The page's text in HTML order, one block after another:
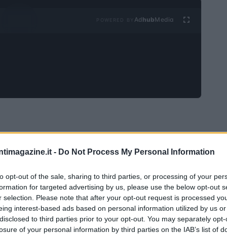
- Do Not Process My Personal Information
opt-out of the sale, sharing to third parties, or processing of your
for targeted advertising by us, please use the below opt-out
selection. Please note that after your opt-out request is processed
interest-based ads based on personal information utilized by us
to third parties prior to your opt-out. You may separately
of your personal information by third parties on the IAB’s list of
Ad hubMedia
per i super ricchi del mondo, con Elon Musk
personale che supera i 450 miliardi di dollari,
ricco del pianeta, ma segna anche un record
dei 400 miliardi. Questo straordinario risultato è
in particolare Tesla e SpaceX, che continuano